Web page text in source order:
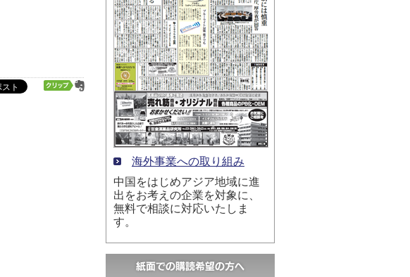
海外事業への取り組み
中国をはじめアジア地域に進
出をお考えの企業を対象に、
無料で相談に対応いたしま
す。